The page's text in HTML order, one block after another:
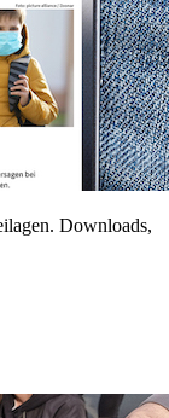
Downloads,